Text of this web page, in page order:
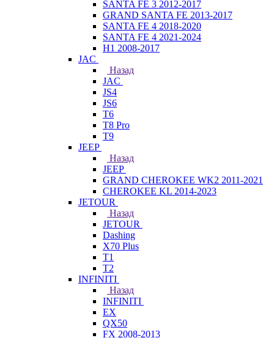
SANTA FE 3 2012-2017
GRAND SANTA FE 2013-2017
SANTA FE 4 2018-2020
SANTA FE 4 2021-2024
H1 2008-2017
JAC
Назад
JAC
JS4
JS6
T6
T8 Pro
T9
JEEP
Назад
JEEP
GRAND CHEROKEE WK2 2011-2021
CHEROKEE KL 2014-2023
JETOUR
Назад
JETOUR
Dashing
X70 Plus
T1
T2
INFINITI
Назад
INFINITI
EX
QX50
FX 2008-2013